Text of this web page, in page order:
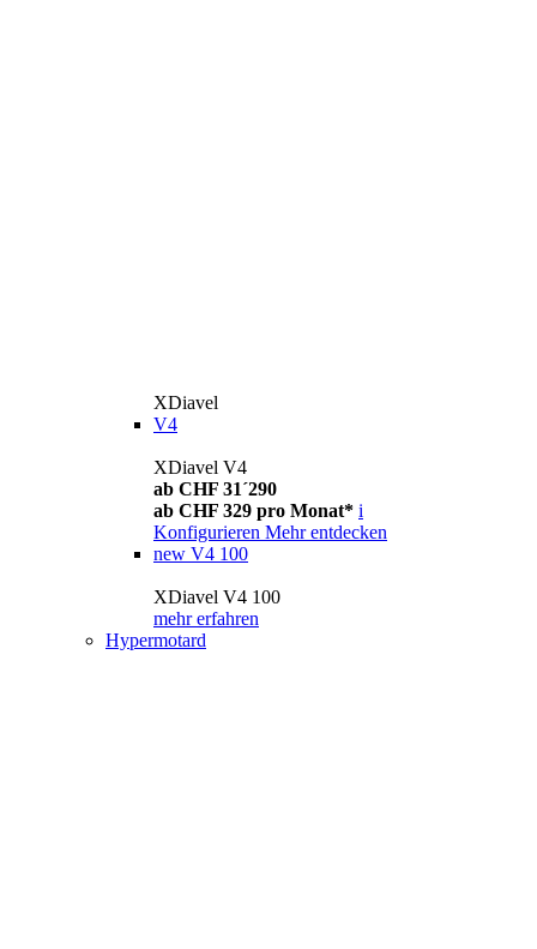
XDiavel
V4
XDiavel V4
ab CHF 31´290
ab CHF 329 pro Monat* i
Konfigurieren Mehr entdecken
new V4 100
XDiavel V4 100
mehr erfahren
Hypermotard